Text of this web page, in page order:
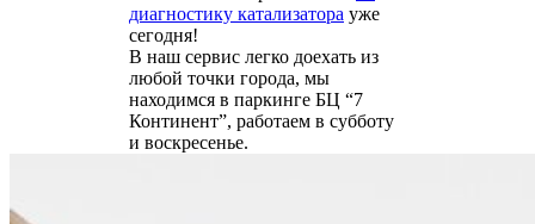
диагностику катализатора уже
сегодня!
В наш сервис легко доехать из
любой точки города, мы
находимся в паркинге БЦ “7
Континент”, работаем в субботу
и воскресенье.